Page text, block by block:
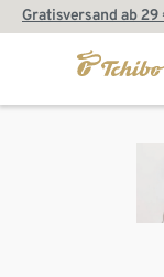
Gratisversand ab 29